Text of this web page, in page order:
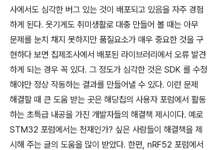
사에서도 심각한 버그 있는 것이 배포되고 있음을 자주 경험
하게 된다. 웃기게도 취미생활로 대충 만들어 볼 때는 아무
문제를 눈치 채지 못하지만 품질요소가 매우 중요한 것을 구
현하다 보면 칩제조사에서 배포된 라이브러리에서 오류 발견
하게 되는 경우 꼭 있다. 그 정도가 심각한 것은 SDK 를 수정
해야만 정상 작동하는 결과를 만들어낼 수 있다. 이런 문제
해결할 때 큰 도움 받는 곳은 해당칩의 사용자 포럼에서 활동
하는 초특급 내공을 가진 개발자들의 해결책 제시이다. 예로
STM32 포럼에서는 천재인가? 싶은 사람들이 해결책을 제
시해 주는 글의 도움을 많이 받았다. 한편, nRF52 포럼에서